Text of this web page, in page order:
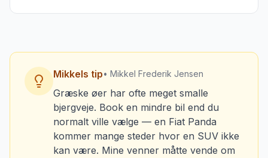
Mikkels tip• Mikkel Frederik Jensen
Græske øer har ofte meget smalle
bjergveje. Book en mindre bil end du
normalt ville vælge — en Fiat Panda
kommer mange steder hvor en SUV ikke
kan være. Mine venner måtte vende om